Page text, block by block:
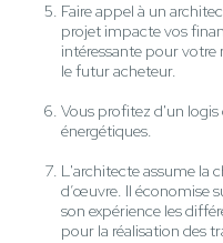
Faire appel à un
projet impacte vos
intéressante pour
le futur acheteur.
Vous profitez d'un
énergétiques.
L'architecte assume la
d’œuvre. Il économise
son expérience les
pour la réalisation des